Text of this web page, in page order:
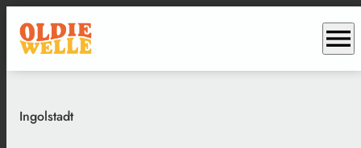
menu
Ingolstadt